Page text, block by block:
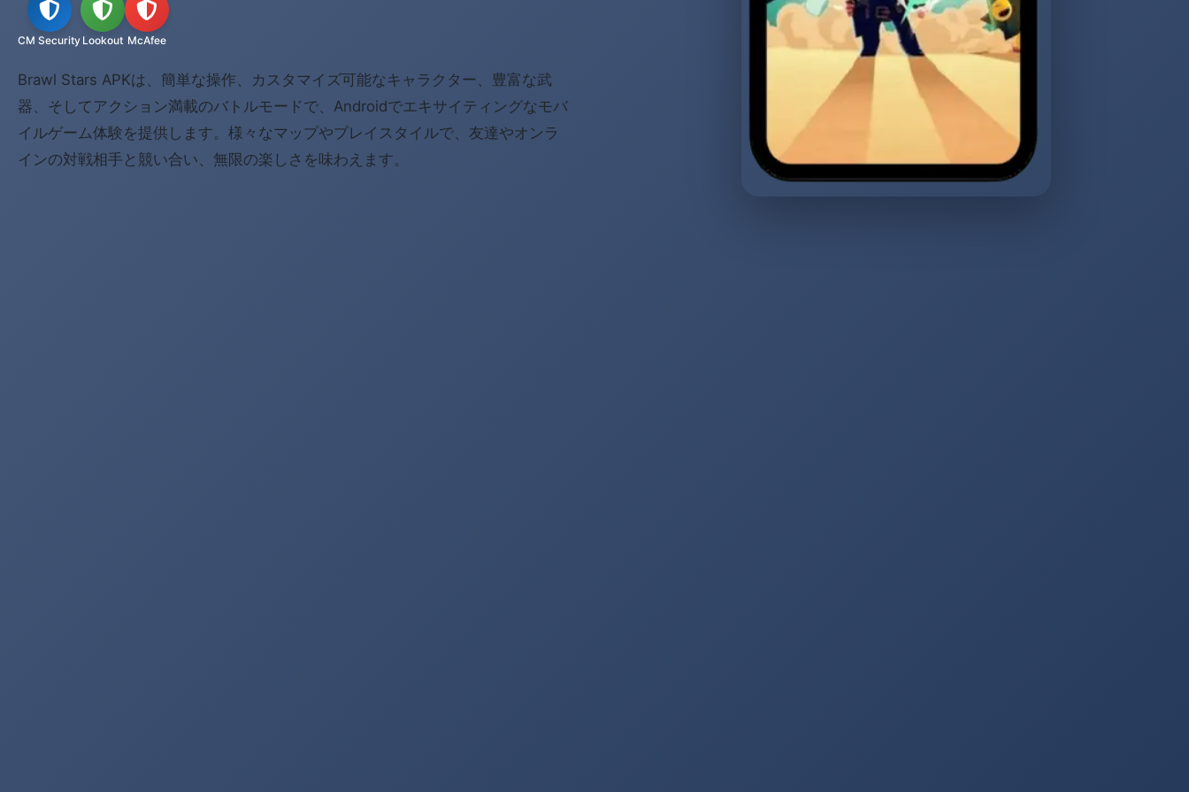
CM Security Lookout McAfee
Brawl Stars APKは、簡単な操作、カスタマイズ可能なキャラクター、豊富な武
器、そしてアクション満載のバトルモードで、Androidでエキサイティングなモバ
イルゲーム体験を提供します。様々なマップやプレイスタイルで、友達やオンラ
インの対戦相手と競い合い、無限の楽しさを味わえます。